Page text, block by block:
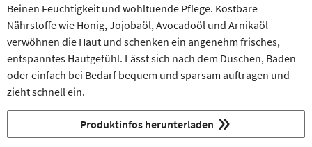
Beinen Feuchtigkeit und wohltuende Pflege. Kostbare
Nährstoffe wie Honig, Jojobaöl, Avocadoöl und Arnikaöl
verwöhnen die Haut und schenken ein angenehm frisches,
entspanntes Hautgefühl. Lässt sich nach dem Duschen, Baden
oder einfach bei Bedarf bequem und sparsam auftragen und
zieht schnell ein.
Produktinfos herunterladen